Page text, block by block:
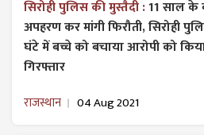
सिरोही पुलिस की मुस्तैदी :11 साल के
अपहरण कर मांगी फिरौती, सिरोही
घंटे में बच्चे को बचाया आरोपी को
गिरफ्तार
राजस्थान 04 Aug 2021